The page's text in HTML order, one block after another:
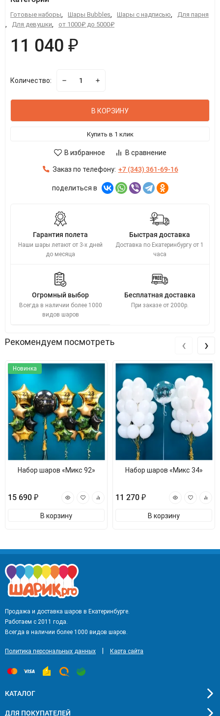
Готовые наборы, Шары Bubbles, Шары с надписью, Для парня
, Для девушки, от 1000₽ до 5000₽
11 040 ₽
Количество:
В КОРЗИНУ
Купить в 1 клик
В избранное В сравнение
Заказ по телефону: +7 (343) 361-69-16
поделиться в
Гарантия полета
Наши шары летают от 3-х дней
до месяца
Быстрая доставка
Доставка по Екатеринбургу от 1
часа
Огромный выбор
Всегда в наличии более 1000
видов шаров
Бесплатная доставка
При заказе от 2000р.
Рекомендуем посмотреть
Новинка
Набор шаров «Микс 92»
15 690 ₽
В корзину
Набор шаров «Микс 34»
11 270 ₽
В корзину
‹ ›
Продажа и доставка шаров в Екатеринбурге.
Работаем с 2011 года.
Всегда в наличии более 1000 видов шаров.
Политика персональных данных Карта сайта
КАТАЛОГ
ДЛЯ ПОКУПАТЕЛЕЙ